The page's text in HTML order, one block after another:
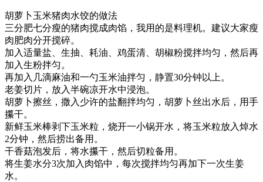
胡萝卜玉米猪肉水饺的做法
三分肥七分瘦的猪肉搅成肉馅，我用的是料理机。建议大家瘦
肉肥肉分开搅碎。
加入适量盐、生抽、耗油、鸡蛋清、胡椒粉搅拌均匀，然后再
加入生粉拌匀。
再加入几滴麻油和一勺玉米油拌匀，静置30分钟以上。
老姜切片，放入半碗凉开水中浸泡。
胡萝卜擦丝，撒入少许的盐翻拌均匀，胡萝卜丝出水后，用手
攥干。
新鲜玉米棒剥下玉米粒，烧开一小锅开水，将玉米粒放入焯水
2分钟，然后捞出备用。
干香菇泡发后，将水攥干，然后切粒备用。
将生姜水分3次加入肉馅中，每次搅拌均匀再加下一次生姜
水。